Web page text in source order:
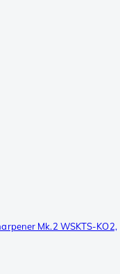
Mk.2 WSKTS-KO2,